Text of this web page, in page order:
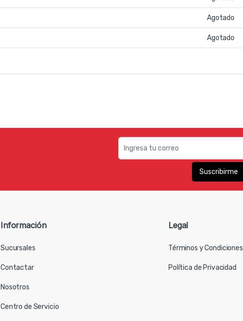
Agotado
Agotado
Información
Sucursales
Contactar
Nosotros
Centro de Servicio
Legal
Términos y Condiciones
Política de Privacidad